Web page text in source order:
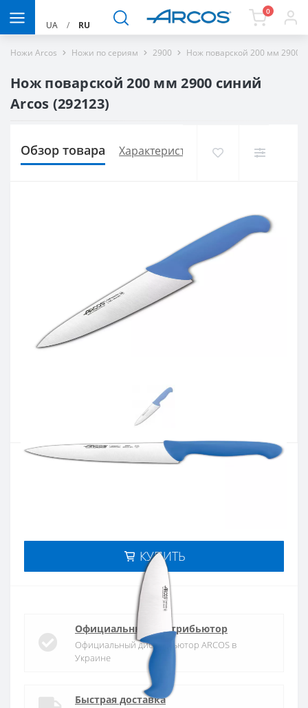
UA / RU
0
Ножи Arcos Ножи по сериям 2900 Нож поварской 200 мм 2900
Нож поварской 200 мм 2900 синий
Arcos (292123)
Обзор товара Характеристики Доставка и
Артикул:292123
КУПИТЬ
Официальный дистрибьютор
Официальный дистрибьютор ARCOS в
Украине
Быстрая доставка